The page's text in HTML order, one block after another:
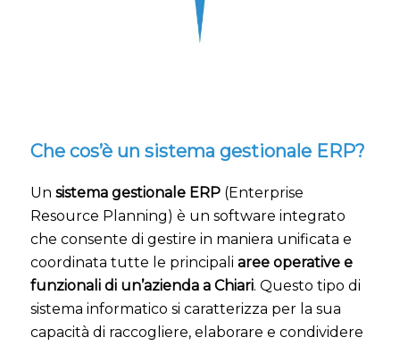
Che cos’è un sistema gestionale ERP?
Un sistema gestionale ERP (Enterprise
Resource Planning) è un software integrato
che consente di gestire in maniera unificata e
coordinata tutte le principali aree operative e
funzionali di un’azienda a Chiari. Questo tipo di
sistema informatico si caratterizza per la sua
capacità di raccogliere, elaborare e condividere